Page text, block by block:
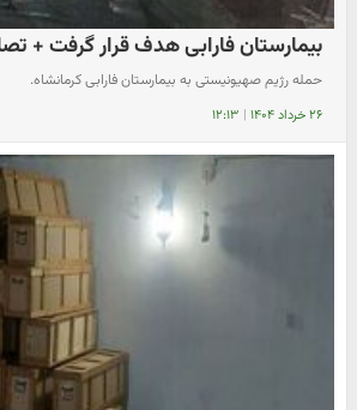
بیمارستان فارابی هدف قرار گرفت +
حمله رژیم صهیونیستی به بیمارستان فارابی کرمانشاه.
۲۶ خرداد ۱۴۰۴ | ۱۲:۱۳